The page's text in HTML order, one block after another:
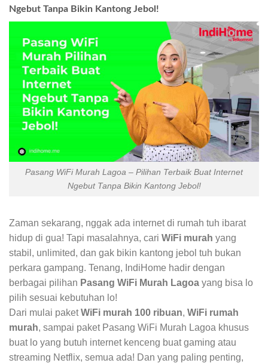
Ngebut Tanpa Bikin Kantong Jebol!
Pasang WiFi Murah Lagoa – Pilihan Terbaik Buat Internet
Ngebut Tanpa Bikin Kantong Jebol!
Zaman sekarang, nggak ada internet di rumah tuh ibarat
hidup di gua! Tapi masalahnya, cari WiFi murah yang
stabil, unlimited, dan gak bikin kantong jebol tuh bukan
perkara gampang. Tenang, IndiHome hadir dengan
berbagai pilihan Pasang WiFi Murah Lagoa yang bisa lo
pilih sesuai kebutuhan lo!
Dari mulai paketWiFi murah 100 ribuan, WiFi rumah
murah, sampai paket Pasang WiFi Murah Lagoa khusus
buat lo yang butuh internet kenceng buat gaming atau
streaming Netflix, semua ada! Dan yang paling penting,